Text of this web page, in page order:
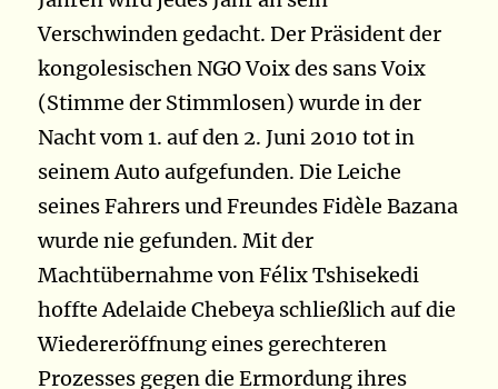
Verschwinden gedacht. Der Präsident der
kongolesischen NGO Voix des sans Voix
(Stimme der Stimmlosen) wurde in der
Nacht vom 1. auf den 2. Juni 2010 tot in
seinem Auto aufgefunden. Die Leiche
seines Fahrers und Freundes Fidèle Bazana
wurde nie gefunden. Mit der
Machtübernahme von Félix Tshisekedi
hoffte Adelaide Chebeya schließlich auf die
Wiedereröffnung eines gerechteren
Prozesses gegen die Ermordung ihres